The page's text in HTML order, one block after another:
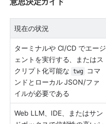
現在の状況
ターミナルや CI/CD でエージ
ェントを実行する、またはス
クリプト化可能な twg
コマ
ンドとローカル JSON/ファ
イルが必要である
Web LLM、IDE、またはサン